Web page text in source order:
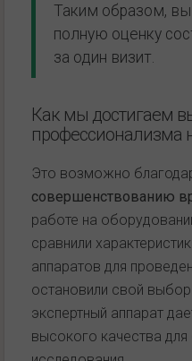
Таким образом,
полную оценку
за один визит.
Как мы достигаем
профессионализма
Это возможно
совершенствованию
работе на
сравнили
аппаратов для
остановили свой
экспертный аппарат
высокого качества